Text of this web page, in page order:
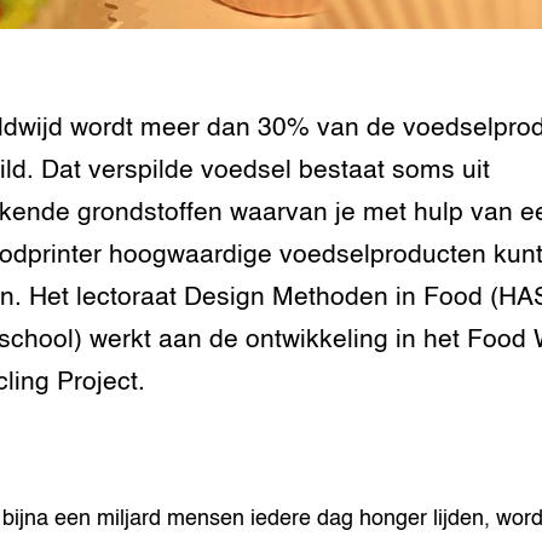
Digitalisering &
en
exoten
genetische
wordt meer dan 30% van de
Dat verspilde voedsel bestaat soms uit
grondstoffen waarvan je met hulp van
hoogwaardige voedselproducten kunt
Het lectoraat Design Methoden in Food
werkt aan de ontwikkeling in het Food
Project.
een miljard mensen iedere dag honger lijden,